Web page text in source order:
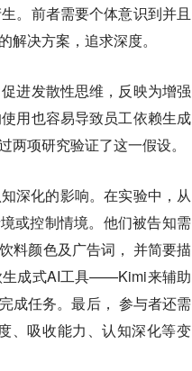
。前者需要个体意识到并且
决方案，追求深度。
进发散性思维，反映为增强
用也容易导致员工依赖生成
项研究验证了这一假设。
深化的影响。在实验中，从
或控制情境。他们被告知需
料颜色及广告词， 并简要描
生成式AI工具——Kimi来辅助
成任务。最后， 参与者还需
、吸收能力、认知深化等变